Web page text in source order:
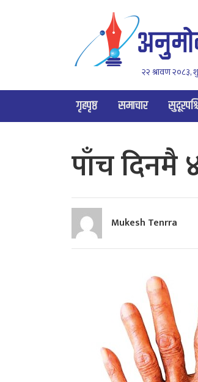
२२ श्रावण २०८३,
गृहपृष्ठ समाचार
पाँच दिनमै
Mukesh Tenrra